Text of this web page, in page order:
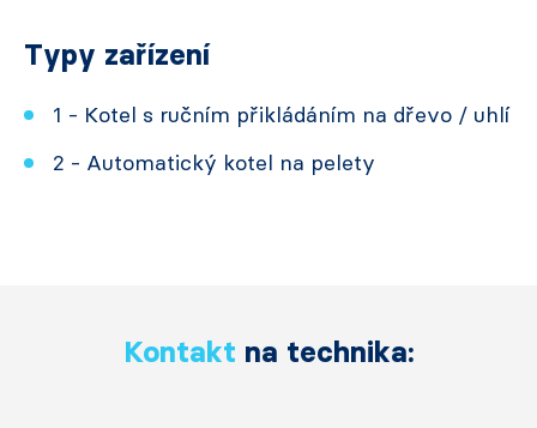
Typy zařízení
1 - Kotel s ručním přikládáním na dřevo / uhlí
2 - Automatický kotel na pelety
Kontakt na technika: